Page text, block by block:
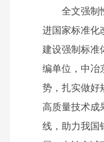
全文强制
进国家标准化
建设强制标准
编单位，中冶
势，扎实做好
高质量技术成
线，助力我国